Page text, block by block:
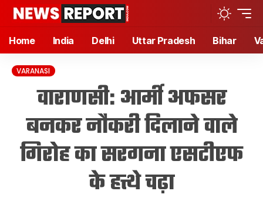
Home India Delhi Uttar Pradesh Bihar
VARANASI
वाराणसी: आर्मी अफसर
बनकर नौकरी दिलाने वाले
गिरोह का सरगना एसटीएफ
के हत्थे चढ़ा